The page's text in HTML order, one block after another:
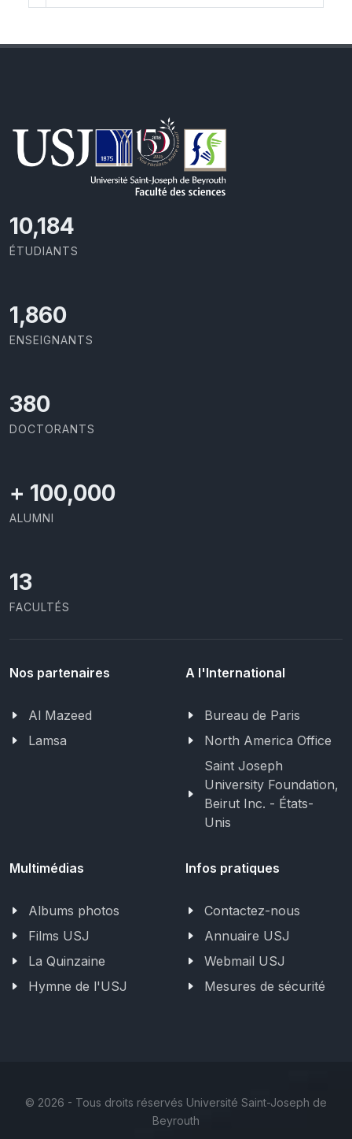
11,110
ÉTUDIANTS
2,029
ENSEIGNANTS
414
DOCTORANTS
+ 100,000
ALUMNI
13
FACULTÉS
Nos partenaires
Al Mazeed
Lamsa
A l'International
Bureau de Paris
North America Office
Saint Joseph
University Foundation,
Beirut Inc. - États-
Unis
Multimédias
Albums photos
Films USJ
La Quinzaine
Hymne de l'USJ
Infos pratiques
Contactez-nous
Annuaire USJ
Webmail USJ
Mesures de sécurité
© 2026 - Tous droits réservés Université Saint-Joseph de
Beyrouth